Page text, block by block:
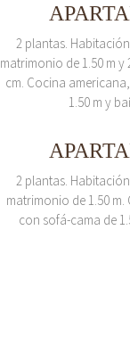
2 plantas.
matrimonio de 1.50 m y
cm. Cocina
1.50 m y
2 plantas.
matrimonio de 1.50
con sofá-cama de